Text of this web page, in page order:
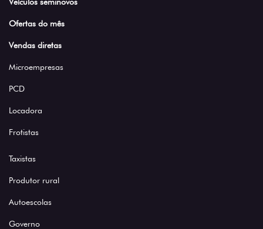
Ofertas do mês
Vendas diretas
Microempresas
PCD
Locadora
Frotistas
Taxistas
Produtor rural
Autoescolas
Governo